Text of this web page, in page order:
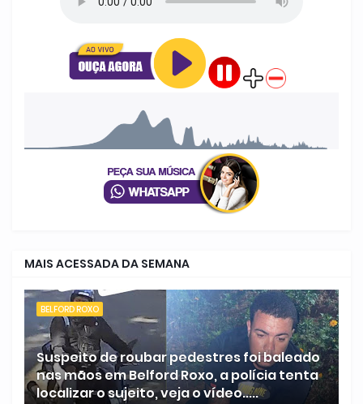
MAIS ACESSADA DA SEMANA
BELFORD ROXO
Suspeito de roubar pedestres foi baleado
nas mãos em Belford Roxo, a polícia tenta
localizar o sujeito, veja o vídeo.....